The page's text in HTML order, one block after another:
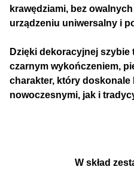
krawędziami, bez
urządzeniu uniwersalny i
Dzięki dekoracyjnej
czarnym wykończeniem,
charakter, który
nowoczesnymi, jak i
W skład